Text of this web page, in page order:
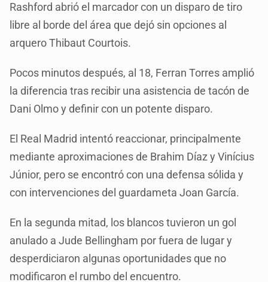
Rashford abrió el marcador con un disparo de tiro
libre al borde del área que dejó sin opciones al
arquero Thibaut Courtois.
Pocos minutos después, al 18, Ferran Torres amplió
la diferencia tras recibir una asistencia de tacón de
Dani Olmo y definir con un potente disparo.
El Real Madrid intentó reaccionar, principalmente
mediante aproximaciones de Brahim Díaz y Vinícius
Júnior, pero se encontró con una defensa sólida y
con intervenciones del guardameta Joan García.
En la segunda mitad, los blancos tuvieron un gol
anulado a Jude Bellingham por fuera de lugar y
desperdiciaron algunas oportunidades que no
modificaron el rumbo del encuentro.